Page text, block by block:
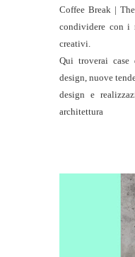
Coffee Break |
condividere con i
creativi.
Qui troverai
design, nuove
design e
architettura